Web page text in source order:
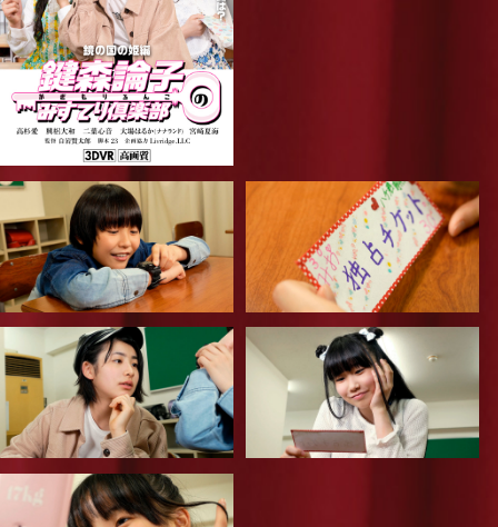
彼女とご飯を食べる僕season2 タコス
編
シリーズから選ぶ
カテゴリから選ぶ